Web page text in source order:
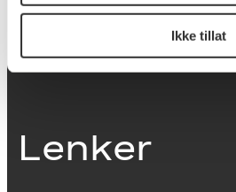
Ikke tillat
Om opphavsrett
Dokumentasjonsskjema
Last ned logo
Lenker